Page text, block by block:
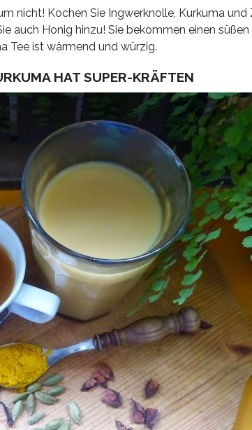
nicht! Kochen Sie Ingwerknolle, Kurkuma
auch Honig hinzu! Sie bekommen einen
Tee ist wärmend und würzig.
HAT SUPER-KRÄFTEN